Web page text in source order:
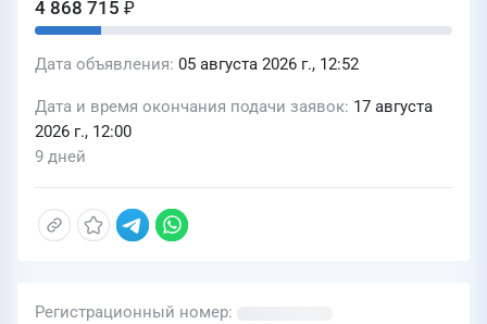
4 868 715 ₽
Дата объявления 05 августа 2026 г., 12:52
Дата и время окончания подачи заявок 17 августа
2026 г., 12:00
9 дней
Регистрационный номер